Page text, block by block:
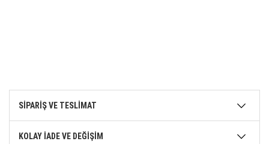
SİPARİŞ VE TESLİMAT
KOLAY İADE VE DEĞİŞİM